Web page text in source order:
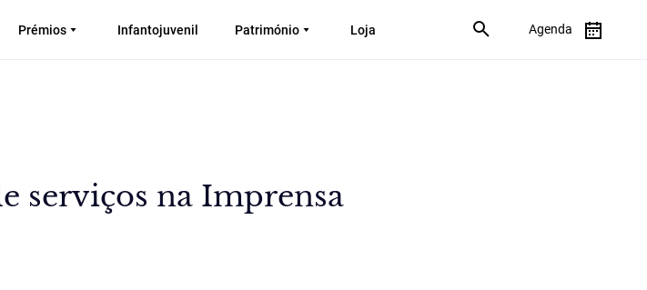
Prémios Infantojuvenil Património Loja Agenda
serviços na Imprensa